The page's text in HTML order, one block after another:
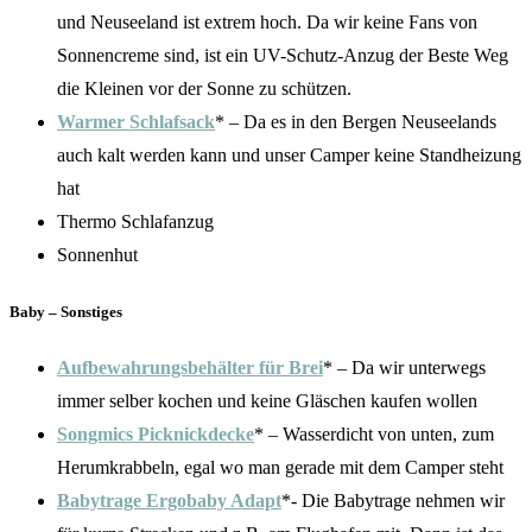
und Neuseeland ist extrem hoch. Da wir keine Fans von
Sonnencreme sind, ist ein UV-Schutz-Anzug der Beste Weg
die Kleinen vor der Sonne zu schützen.
Warmer Schlafsack* – Da es in den Bergen Neuseelands
auch kalt werden kann und unser Camper keine Standheizung
hat
Thermo Schlafanzug
Sonnenhut
Baby – Sonstiges
Aufbewahrungsbehälter für Brei* – Da wir unterwegs
immer selber kochen und keine Gläschen kaufen wollen
Songmics Picknickdecke* – Wasserdicht von unten, zum
Herumkrabbeln, egal wo man gerade mit dem Camper steht
Babytrage Ergobaby Adapt*- Die Babytrage nehmen wir